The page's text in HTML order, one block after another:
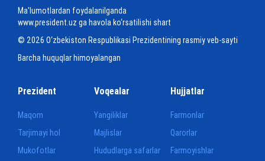
Ma'lumotlardan foydalanilganda
www.president.uz ga havola ko‘rsatilishi shart
© 2026 O‘zbekiston Respublikasi Prezidentining rasmiy veb-sayti
Barcha huquqlar himoyalangan
Prezident
Maqom
Tarjimayi hol
Mukofotlar
Voqealar
Yangiliklar
Majlislar
Hududlarga safarlar
Hujjatlar
Farmonlar
Qarorlar
Farmoyishlar